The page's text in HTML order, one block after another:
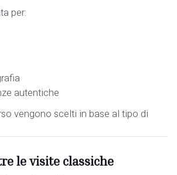
per:
autentiche
vengono scelti in base al tipo di
le visite classiche